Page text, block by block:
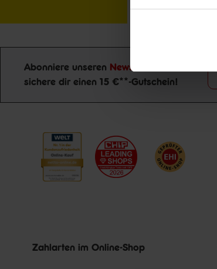
Newsletter Anmeldung
Abonniere unseren Newsletter
sichere dir einen 15 €**-Gutschein!
Zahlarten im Online-Shop